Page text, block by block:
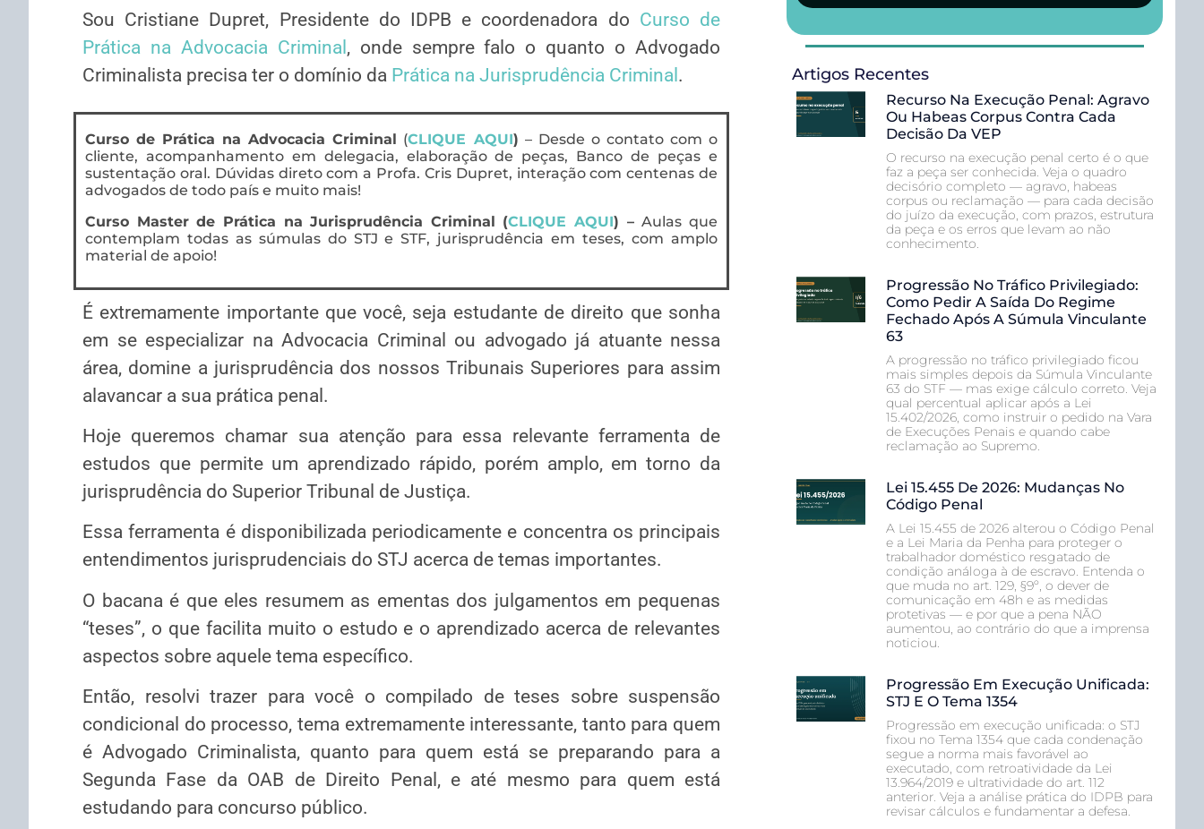
Sou Cristiane Dupret, Presidente do IDPB e coordenadora do Curso de
Prática na Advocacia Criminal , onde sempre falo o quanto o Advogado
Criminalista precisa ter o domínio da Prática na Jurisprudência Criminal .
Curso de Prática na Advocacia Criminal (CLIQUE AQUI) – Desde o contato com o
cliente, acompanhamento em delegacia, elaboração de peças, Banco de peças e
sustentação oral. Dúvidas direto com a Profa. Cris Dupret, interação com centenas de
advogados de todo país e muito mais!
Curso Master de Prática na Jurisprudência Criminal (CLIQUE AQUI) –Aulas que
contemplam todas as súmulas do STJ e STF, jurisprudência em teses, com amplo
material de apoio!
É extremamente importante que você, seja estudante de direito que sonha
em se especializar na Advocacia Criminal ou advogado já atuante nessa
área, domine a jurisprudência dos nossos Tribunais Superiores para assim
alavancar a sua prática penal.
Hoje queremos chamar sua atenção para essa relevante ferramenta de
estudos que permite um aprendizado rápido, porém amplo, em torno da
jurisprudência do Superior Tribunal de Justiça.
Essa ferramenta é disponibilizada periodicamente e concentra os principais
entendimentos jurisprudenciais do STJ acerca de temas importantes.
O bacana é que eles resumem as ementas dos julgamentos em pequenas
“teses”, o que facilita muito o estudo e o aprendizado acerca de relevantes
aspectos sobre aquele tema específico.
Então, resolvi trazer para você o compilado de teses sobre suspensão
condicional do processo, tema extremamente interessante, tanto para quem
é Advogado Criminalista, quanto para quem está se preparando para a
Segunda Fase da OAB de Direito Penal, e até mesmo para quem está
estudando para concurso público.
Artigos Recentes
Recurso Na Execução Penal: Agravo
Ou Habeas Corpus Contra Cada
Decisão Da VEP
O recurso na execução penal certo é o que
faz a peça ser conhecida. Veja o quadro
decisório completo — agravo, habeas
corpus ou reclamação — para cada decisão
do juízo da execução, com prazos, estrutura
da peça e os erros que levam ao não
conhecimento.
Progressão No Tráfico Privilegiado:
Como Pedir A Saída Do Regime
Fechado Após A Súmula Vinculante
63
A progressão no tráfico privilegiado ficou
mais simples depois da Súmula Vinculante
63 do STF — mas exige cálculo correto. Veja
qual percentual aplicar após a Lei
15.402/2026, como instruir o pedido na Vara
de Execuções Penais e quando cabe
reclamação ao Supremo.
Lei 15.455 De 2026: Mudanças No
Código Penal
A Lei 15.455 de 2026 alterou o Código Penal
e a Lei Maria da Penha para proteger o
trabalhador doméstico resgatado de
condição análoga à de escravo. Entenda o
que muda no art. 129, §9º, o dever de
comunicação em 48h e as medidas
protetivas — e por que a pena NÃO
aumentou, ao contrário do que a imprensa
noticiou.
Progressão Em Execução Unificada:
STJ E O Tema 1354
Progressão em execução unificada: o STJ
fixou no Tema 1354 que cada condenação
segue a norma mais favorável ao
executado, com retroatividade da Lei
13.964/2019 e ultratividade do art. 112
anterior. Veja a análise prática do IDPB para
revisar cálculos e fundamentar a defesa.